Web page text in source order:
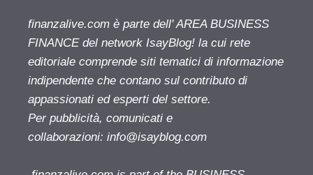
finanzalive.com è parte dell' AREA BUSINESS
FINANCE del network IsayBlog! la cui rete
editoriale comprende siti tematici di informazione
indipendente che contano sul contributo di
appassionati ed esperti del settore.
Per pubblicità, comunicati e
collaborazioni: info@isayblog.com